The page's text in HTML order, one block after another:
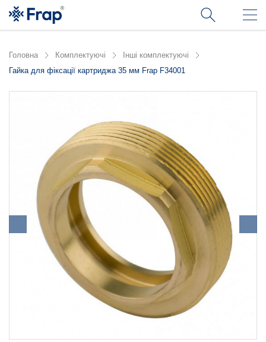
Головна Комплектуючі
Інші комплектуючі
Гайка для фіксації картриджа 35 мм Frap F34001